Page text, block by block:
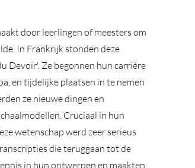
door leerlingen of meesters om
In Frankrijk stonden deze
Devoir'. Ze begonnen hun carrière
en tijdelijke plaatsen in te nemen
ze nieuwe dingen en
Cruciaal in hun
wetenschap werd zeer serieus
die teruggaan tot de
in hun ontwerpen en maakten